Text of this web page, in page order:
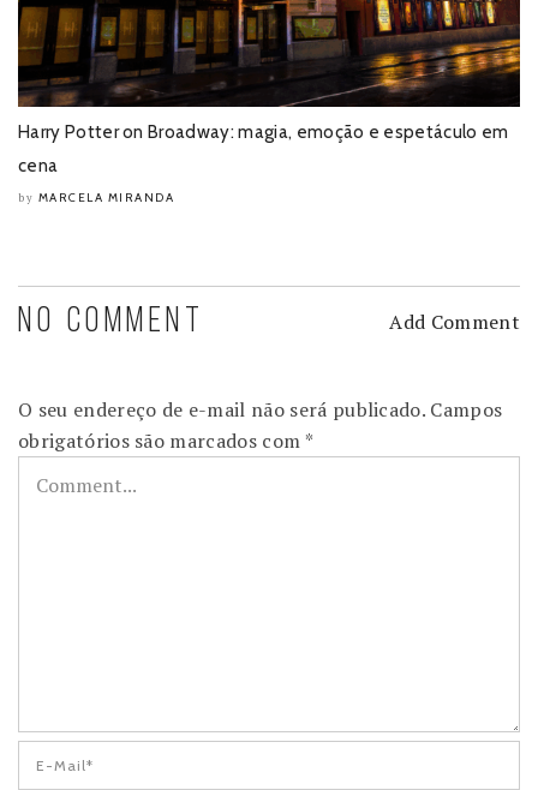
Harry Potter on Broadway: magia, emoção e espetáculo em
cena
by MARCELA MIRANDA
NO COMMENT Add Comment
O seu endereço de e-mail não será publicado. Campos
obrigatórios são marcados com *